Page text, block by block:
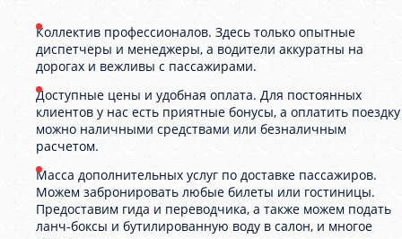
Коллектив профессионалов. Здесь только опытные
диспетчеры и менеджеры, а водители аккуратны на
дорогах и вежливы с пассажирами.
Доступные цены и удобная оплата. Для постоянных
клиентов у нас есть приятные бонусы, а оплатить поездку
можно наличными средствами или безналичным
расчетом.
Масса дополнительных услуг по доставке пассажиров.
Можем забронировать любые билеты или гостиницы.
Предоставим гида и переводчика, а также можем подать
ланч-боксы и бутилированную воду в салон, и многое